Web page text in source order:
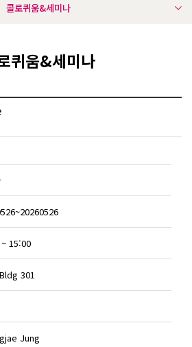
콜로퀴움&세미나
퀴움&세미나
~20260526
~ 15:00
301
Jung